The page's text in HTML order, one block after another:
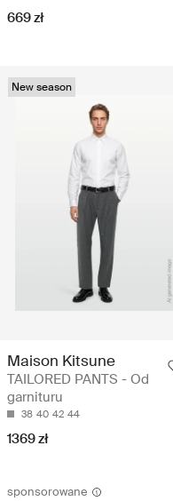
669 zł
New season
Maison Kitsune
TAILORED PANTS - Od
garnituru
38 40 42 44
1369 zł
sponsorowane